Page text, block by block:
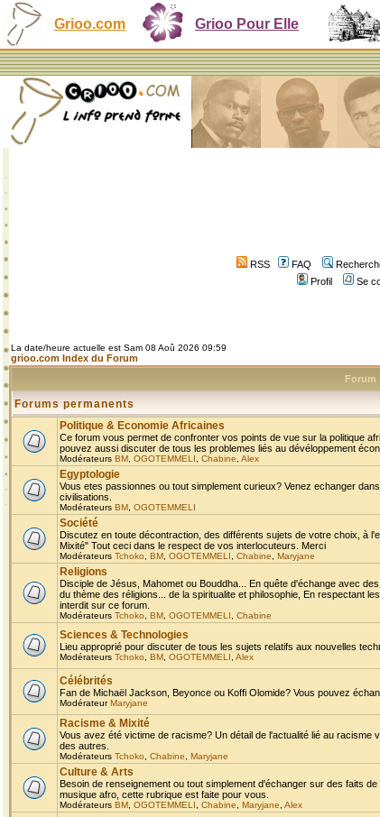
Grioo.com Grioo Pour Elle
RSS FAQ
Profil
Se
La date/heure actuelle est Sam 08 Aoû 2026 09:59
grioo.com Index du Forum
Forum
Forums permanents
Politique & Economie Africaines
Ce forum vous permet de confronter vos points de vue sur la politique
pouvez aussi discuter de tous les problemes liés au dévéloppement
Modérateurs BM OGOTEMMELI Chabine Alex
Egyptologie
Vous etes passionnes ou tout simplement curieux? Venez echanger
civilisations.
Modérateurs BM OGOTEMMELI
Société
Discutez en toute décontraction, des différents sujets de votre choix, à
Mixité" Tout ceci dans le respect de vos interlocuteurs. Merci
Modérateurs Tchoko BM OGOTEMMELI Chabine Maryjane
Religions
Disciple de Jésus, Mahomet ou Bouddha... En quête d'échange avec
du thème des réligions... de la spiritualite et philosophie, En respectant
interdit sur ce forum.
Modérateurs Tchoko BM OGOTEMMELI Chabine
Sciences & Technologies
Lieu approprié pour discuter de tous les sujets relatifs aux nouvelles
Modérateurs Tchoko BM OGOTEMMELI Alex
Célébrités
Fan de Michaël Jackson, Beyonce ou Koffi Olomide? Vous pouvez
ModérateurMaryjane
Racisme & Mixité
Vous avez été victime de racisme? Un détail de l'actualité lié au
des autres.
Modérateurs Tchoko Chabine Maryjane
Culture & Arts
Besoin de renseignement ou tout simplement d'échanger sur des faits
musique afro, cette rubrique est faite pour vous.
Modérateurs BM OGOTEMMELI Chabine Maryjane Alex